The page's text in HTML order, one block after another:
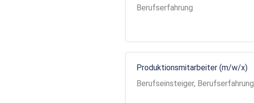
Berufserfahrung
Produktionsmitarbeiter (m/w/x)
Berufseinsteiger, Berufserfahrung